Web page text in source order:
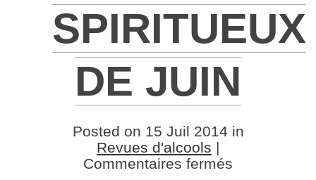
SPIRITUEUX
DE JUIN
Posted on 15 Juil 2014 in
Revues d'alcools |
Commentaires fermés